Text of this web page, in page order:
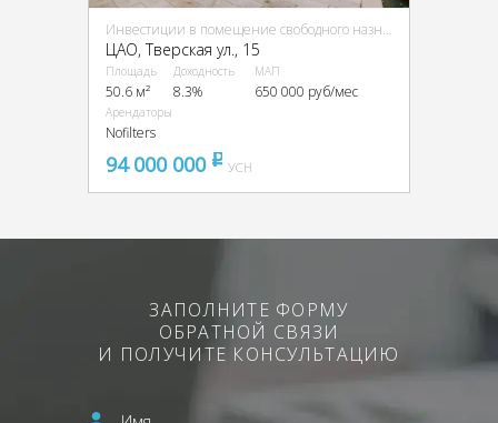
Инвестиции в помещение свободного назначения (ПСН)
ЦАО, Тверская ул., 15
Площадь
50.6 м²
Доходность
8.3%
МАП
650 000 руб/мес
Арендаторы
Nofilters
94 000 000 pуб
УСН
ЗАПОЛНИТЕ ФОРМУ
ОБРАТНОЙ СВЯЗИ
И ПОЛУЧИТЕ КОНСУЛЬТАЦИЮ